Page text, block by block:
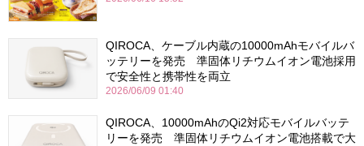
QIROCA、ケーブル内蔵の10000mAhモバイルバ
ッテリーを発売 準固体リチウムイオン電池採用
で安全性と携帯性を両立
2026/06/09 01:40
QIROCA、10000mAhのQi2対応モバイルバッテ
リーを発売 準固体リチウムイオン電池搭載で大